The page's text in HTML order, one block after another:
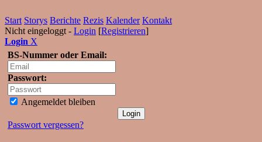
Start Storys Berichte Rezis Kalender Kontakt
Nicht eingeloggt - Login [Registrieren]
Login X
BS-Nummer oder Email:
Passwort:
Angemeldet bleiben
Passwort vergessen?